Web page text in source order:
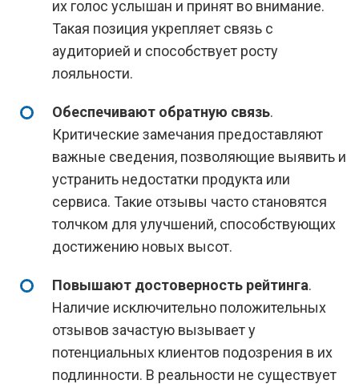
их голос услышан и принят во внимание.
Такая позиция укрепляет связь с
аудиторией и способствует росту
лояльности.
Обеспечивают обратную связь.
Критические замечания предоставляют
важные сведения, позволяющие выявить и
устранить недостатки продукта или
сервиса. Такие отзывы часто становятся
толчком для улучшений, способствующих
достижению новых высот.
Повышают достоверность рейтинга.
Наличие исключительно положительных
отзывов зачастую вызывает у
потенциальных клиентов подозрения в их
подлинности. В реальности не существует